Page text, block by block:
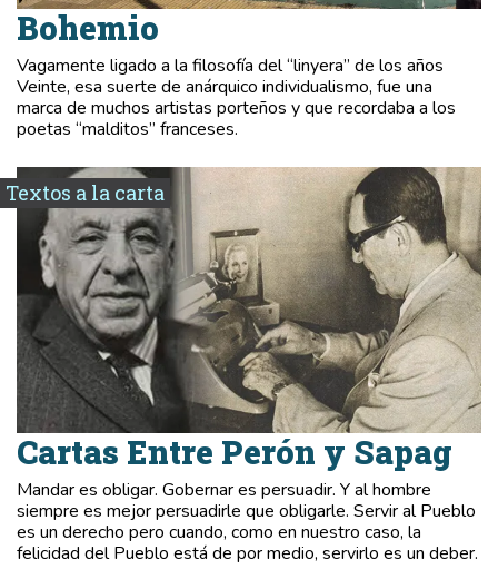
Bohemio
Vagamente ligado a la filosofía del “linyera” de los años
Veinte, esa suerte de anárquico individualismo, fue una
marca de muchos artistas porteños y que recordaba a los
poetas “malditos” franceses.
Textos a la carta
Cartas Entre Perón y Sapag
Mandar es obligar. Gobernar es persuadir. Y al hombre
siempre es mejor persuadirle que obligarle. Servir al Pueblo
es un derecho pero cuando, como en nuestro caso, la
felicidad del Pueblo está de por medio, servirlo es un deber.